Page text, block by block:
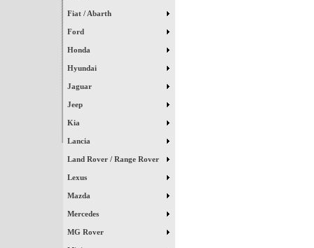
Fiat / Abarth
Ford
Honda
Hyundai
Jaguar
Jeep
Kia
Lancia
Land Rover / Range Rover
Lexus
Mazda
Mercedes
MG Rover